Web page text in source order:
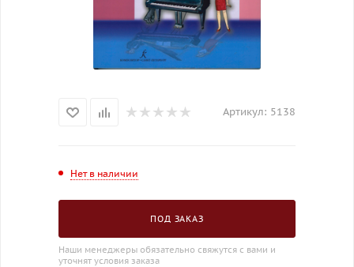
Артикул: 5138
Нет в наличии
ПОД ЗАКАЗ
Наши менеджеры обязательно свяжутся с вами и
уточнят условия заказа